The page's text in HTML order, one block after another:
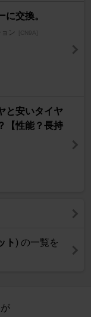
に交換。
ン [CN9A]
と安いタイヤ
【性能？長持
ト) の一覧を